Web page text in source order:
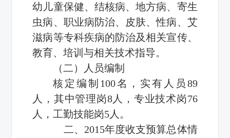
幼儿童保健、结核病、地方病、寄生
虫病、职业病防治、皮肤、性病、艾
滋病等专科疾病的防治及相关宣传、
教育、培训与相关技术指导。
（二）人员编制
核定编制100名，实有人员89
人，其中管理岗8人，专业技术岗76
人，工勤技能岗5人。
二、2015年度收支预算总体情